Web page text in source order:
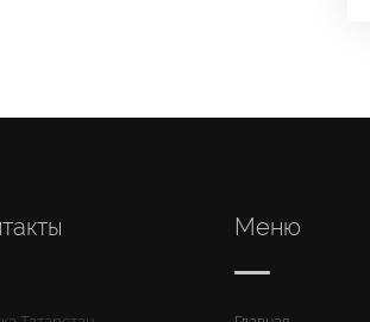
Меню